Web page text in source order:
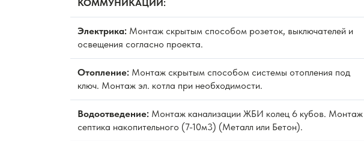
КОММУНИКАЦИИ:
Электрика: Монтаж скрытым способом розеток, выключателей и
освещения согласно проекта.
Отопление: Монтаж скрытым способом системы отопления под
ключ. Монтаж эл. котла при необходимости.
Водоотведение: Монтаж канализации ЖБИ колец 6 кубов. Монтаж
септика накопительного (7-10м3) (Металл или Бетон).